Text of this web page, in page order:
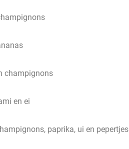
champignons
en ei
paprika, ui en pepertjes